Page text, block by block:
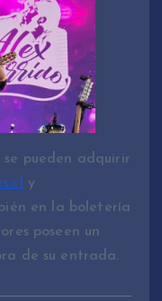
pueden adquirir
y
en la boletería
poseen un
de su entrada.